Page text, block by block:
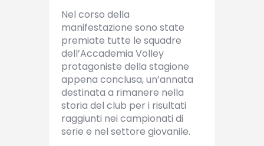
Nel corso della
manifestazione sono state
premiate tutte le squadre
dell’Accademia Volley
protagoniste della stagione
appena conclusa, un’annata
destinata a rimanere nella
storia del club per i risultati
raggiunti nei campionati di
serie e nel settore giovanile.